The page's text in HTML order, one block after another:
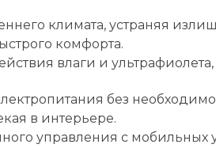
климата, устраняя
комфорта.
влаги и
без
в интерьере.
управления с мобильных